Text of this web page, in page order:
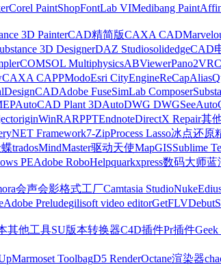
Corel PaintShopFontLab VIMedibang Paint
3D PainterCAD精简版CAXA CAD
3D DesignerDAZ StudiosolidedgeCAD
COMSOL MultiphysicsABViewerPano2VR
CAXA CAPPModoEsri CityEngineReCapAlias
DesignCADAdobe FuseSimLab Composer
AutoCAD Plant 3DAutoDWG DWGSee
originWinRARPPTEndnoteDirectX Repair其
NET Framework7-ZipProcess Lasso冰点还原
tradosMindMaster驱动天使MapGISSublime
PEAdobe RoboHelpquarkxpress数码大师蓝
会声会影格式工厂Camtasia StudioNuke
Adobe Preludegilisoft video editorGetFLVDebut
其他工具SU版本转换器C4D插件Pr插件Geek
Marmoset ToolbagD5 RenderOctane渲染器